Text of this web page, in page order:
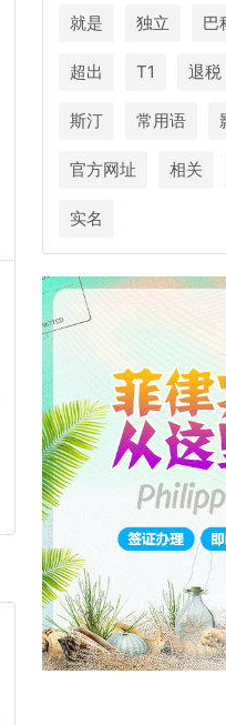
就是 独立 巴
超出 T1 退税
斯汀 常用语
官方网址 相关
实名